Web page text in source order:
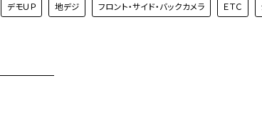
デモＵＰ 地デジ フロント・サイド・バックカメラ ＥＴＣ